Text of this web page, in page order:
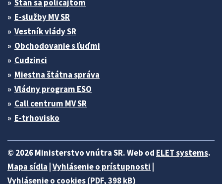
Stan sa policajtom
E-služby MV SR
Vestník vlády SR
Obchodovanie s ľuďmi
Cudzinci
Miestna štátna správa
Vládny program ESO
Call centrum MV SR
E-trhovisko
© 2026 Ministerstvo vnútra SR. Web od ELET systems.
Mapa sídla Vyhlásenie o prístupnosti
Vyhlásenie o cookies (PDF, 398 kB)